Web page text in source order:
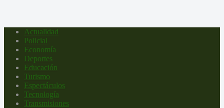
Actualidad
Policial
Economía
Deportes
Educación
Turismo
Espectáculos
Tecnología
Transmisiones